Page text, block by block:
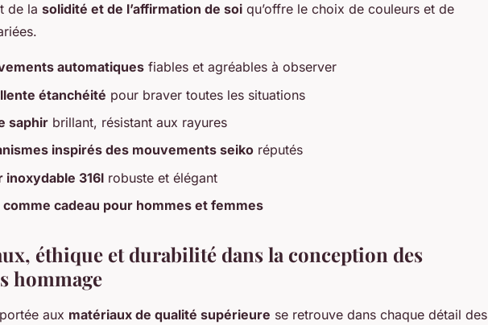
de la solidité et de l’affirmation de soi qu’offre le choix de couleurs et de
automatiques fiables et agréables à observer
étanchéité pour braver toutes les situations
saphir brillant, résistant aux rayures
inspirés des mouvements seiko réputés
inoxydable 316l robuste et élégant
comme cadeau pour hommes et femmes
éthique et durabilité dans la conception des
hommage
aux matériaux de qualité supérieure se retrouve dans chaque détail des